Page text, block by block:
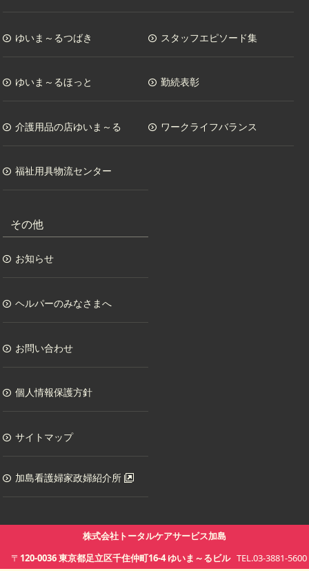
ゆいま～るつばき
ゆいま～るほっと
介護用品の店ゆいま～る
福祉用具物流センター
スタッフエピソード集
勤続表彰
ワークライフバランス
その他
お知らせ
ヘルパーのみなさまへ
お問い合わせ
個人情報保護方針
サイトマップ
加島看護婦家政婦紹介所
株式会社トータルケアサービス加島
〒 120-0036東京都足立区千住仲町16-4ゆいま～るビル TEL.03-3881-5600